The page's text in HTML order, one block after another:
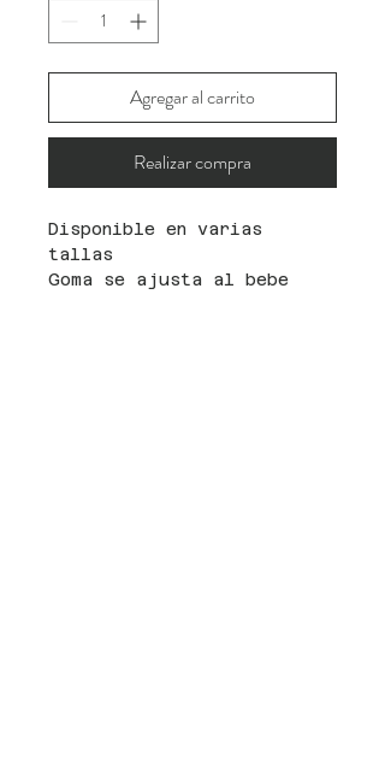
Agregar al carrito
Realizar compra
Disponible en varias
tallas
Goma se ajusta al bebe